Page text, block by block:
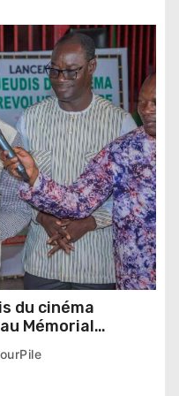
du cinéma
Mémorial